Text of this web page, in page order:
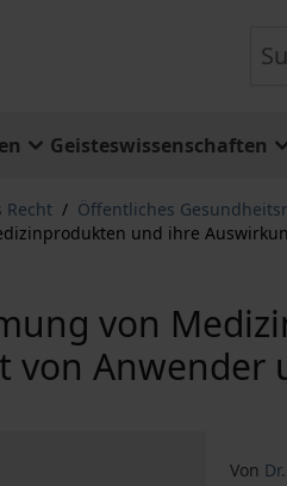
Geisteswissenschaften
Recht / Öffentliches
und ihre
von
von Anwender
Von